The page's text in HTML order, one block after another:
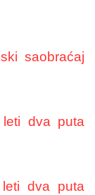
saobraćaj
dva puta
dva puta